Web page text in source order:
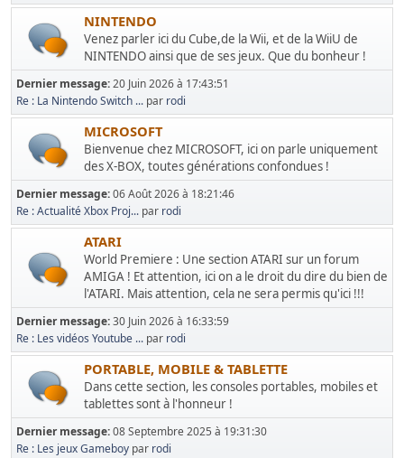
NINTENDO
Venez parler ici du Cube,de la Wii, et de la WiiU de
NINTENDO ainsi que de ses jeux. Que du bonheur !
Dernier message:20 Juin 2026 à 17:43:51
Re : La Nintendo Switch ... par rodi
MICROSOFT
Bienvenue chez MICROSOFT, ici on parle uniquement
des X-BOX, toutes générations confondues !
Dernier message:06 Août 2026 à 18:21:46
Re : Actualité Xbox Proj... par rodi
ATARI
World Premiere : Une section ATARI sur un forum
AMIGA ! Et attention, ici on a le droit du dire du bien de
l'ATARI. Mais attention, cela ne sera permis qu'ici !!!
Dernier message:30 Juin 2026 à 16:33:59
Re : Les vidéos Youtube ... par rodi
PORTABLE, MOBILE & TABLETTE
Dans cette section, les consoles portables, mobiles et
tablettes sont à l'honneur !
Dernier message:08 Septembre 2025 à 19:31:30
Re : Les jeux Gameboy par rodi